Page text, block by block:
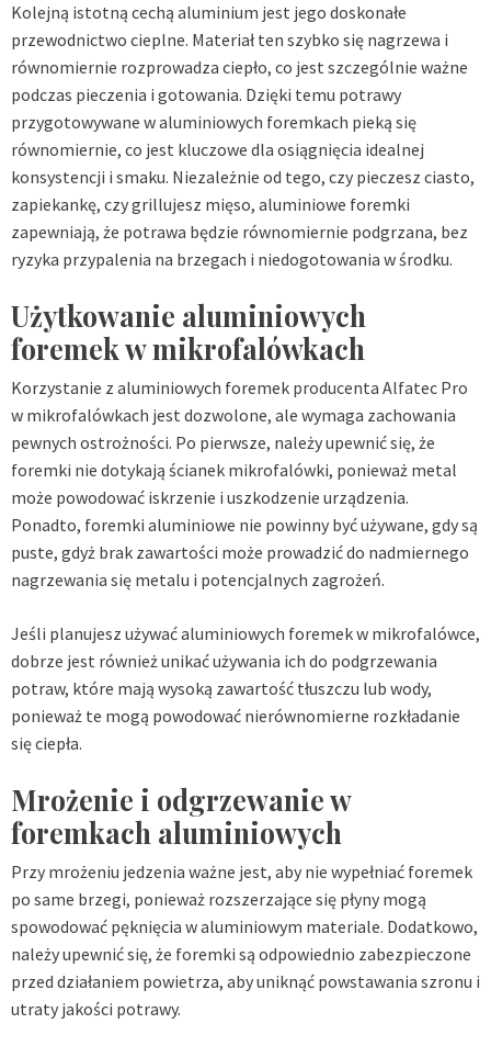
Kolejną istotną cechą aluminium jest jego doskonałe
przewodnictwo cieplne. Materiał ten szybko się nagrzewa i
równomiernie rozprowadza ciepło, co jest szczególnie ważne
podczas pieczenia i gotowania. Dzięki temu potrawy
przygotowywane w aluminiowych foremkach pieką się
równomiernie, co jest kluczowe dla osiągnięcia idealnej
konsystencji i smaku. Niezależnie od tego, czy pieczesz ciasto,
zapiekankę, czy grillujesz mięso, aluminiowe foremki
zapewniają, że potrawa będzie równomiernie podgrzana, bez
ryzyka przypalenia na brzegach i niedogotowania w środku.
Użytkowanie aluminiowych
foremek w mikrofalówkach
Korzystanie z aluminiowych foremek producenta Alfatec Pro
w mikrofalówkach jest dozwolone, ale wymaga zachowania
pewnych ostrożności. Po pierwsze, należy upewnić się, że
foremki nie dotykają ścianek mikrofalówki, ponieważ metal
może powodować iskrzenie i uszkodzenie urządzenia.
Ponadto, foremki aluminiowe nie powinny być używane, gdy są
puste, gdyż brak zawartości może prowadzić do nadmiernego
nagrzewania się metalu i potencjalnych zagrożeń.
Jeśli planujesz używać aluminiowych foremek w mikrofalówce,
dobrze jest również unikać używania ich do podgrzewania
potraw, które mają wysoką zawartość tłuszczu lub wody,
ponieważ te mogą powodować nierównomierne rozkładanie
się ciepła.
Mrożenie i odgrzewanie w
foremkach aluminiowych
Przy mrożeniu jedzenia ważne jest, aby nie wypełniać foremek
po same brzegi, ponieważ rozszerzające się płyny mogą
spowodować pęknięcia w aluminiowym materiale. Dodatkowo,
należy upewnić się, że foremki są odpowiednio zabezpieczone
przed działaniem powietrza, aby uniknąć powstawania szronu i
utraty jakości potrawy.